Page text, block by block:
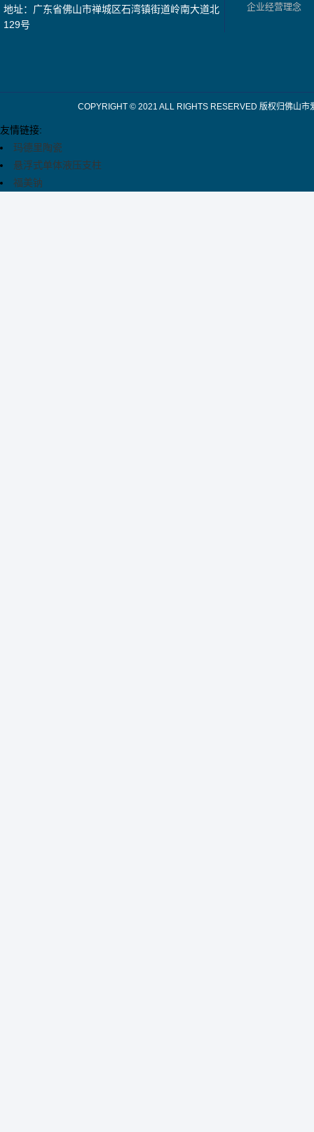
地址：广东省佛山市禅城区石湾镇街道岭南大道北
129号
企业经营理念
COPYRIGHT © 2021 ALL RIGHTS RESERVED 版权归佛山
友情链接:
玛德里陶瓷
悬浮式单体液压支柱
福美钠